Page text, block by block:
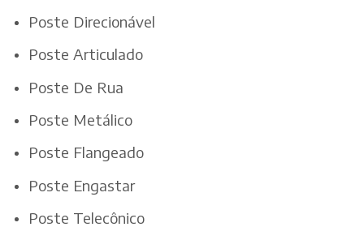
Poste Direcionável
Poste Articulado
Poste De Rua
Poste Metálico
Poste Flangeado
Poste Engastar
Poste Telecônico